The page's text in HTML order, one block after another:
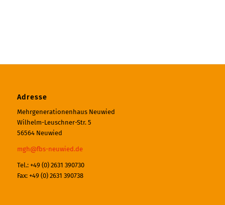
Adresse
Mehrgenerationenhaus Neuwied
Wilhelm-Leuschner-Str. 5
56564 Neuwied
mgh@fbs-neuwied.de
Tel.: +49 (0) 2631 390730
Fax: +49 (0) 2631 390738